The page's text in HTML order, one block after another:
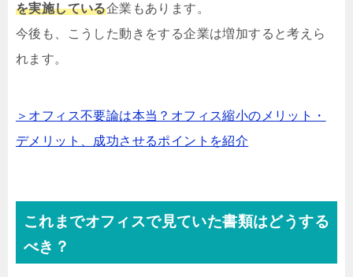
を実施している企業もあります。
今後も、こうした動きをする企業は増加すると考えら
れます。
＞オフィス不要論は本当？オフィス縮小のメリット・
デメリット、成功させるポイントを紹介
これまでオフィスで見ていた書類はどうする
べき？